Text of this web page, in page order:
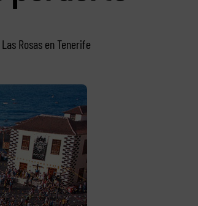
Rosas en Tenerife